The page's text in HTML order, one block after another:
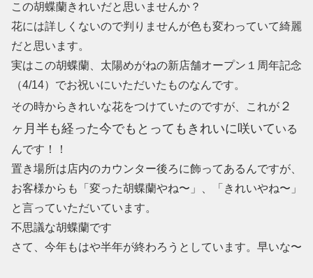
この胡蝶蘭きれいだと思いませんか？
花には詳しくないので判りませんが色も変わっていて綺麗
だと思います。
実はこの胡蝶蘭、太陽めがねの新店舗オープン１周年記念
（4/14）でお祝いにいただいたものなんです。
その時からきれいな花をつけていたのですが、これが ２
ヶ月半も経った今でもとってもきれいに咲いている
んです！！
置き場所は店内のカウンター後ろに飾ってあるんですが、
お客様からも「変った胡蝶蘭やね〜」、「きれいやね〜」
と言っていただいています。
不思議な胡蝶蘭です
さて、今年もはや半年が終わろうとしています。早いな〜